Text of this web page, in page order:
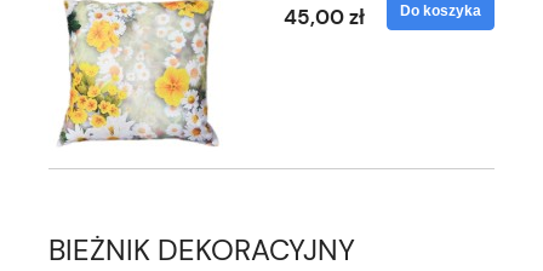
45,00 zł Do koszyka
BIEŻNIK DEKORACYJNY